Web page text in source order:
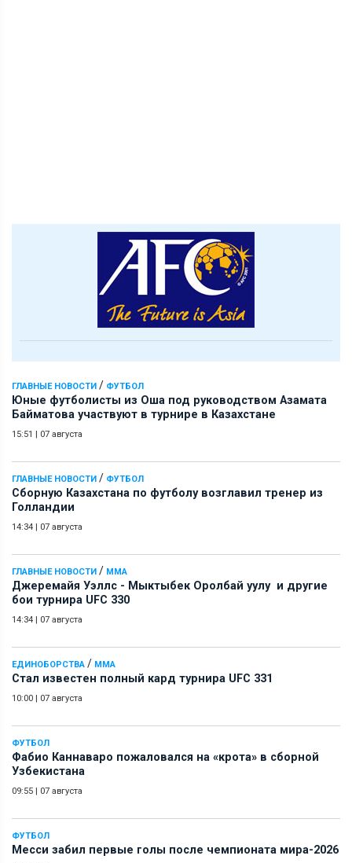
ГЛАВНЫЕ НОВОСТИ / ФУТБОЛ
Юные футболисты из Оша под руководством Азамата
Байматова участвуют в турнире в Казахстане
15:51 | 07 августа
ГЛАВНЫЕ НОВОСТИ / ФУТБОЛ
Сборную Казахстана по футболу возглавил тренер из
Голландии
14:34 | 07 августа
ГЛАВНЫЕ НОВОСТИ / ММА
Джеремайя Уэллс - Мыктыбек Оролбай уулу и другие
бои турнира UFC 330
14:34 | 07 августа
ЕДИНОБОРСТВА / ММА
Стал известен полный кард турнира UFC 331
10:00 | 07 августа
ФУТБОЛ
Фабио Каннаваро пожаловался на «крота» в сборной
Узбекистана
09:55 | 07 августа
ФУТБОЛ
Месси забил первые голы после чемпионата мира-2026